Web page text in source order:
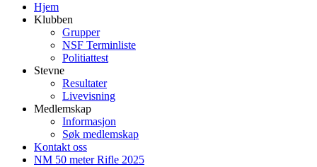
Hjem
Klubben
Grupper
NSF Terminliste
Politiattest
Stevne
Resultater
Livevisning
Medlemskap
Informasjon
Søk medlemskap
Kontakt oss
NM 50 meter Rifle 2025